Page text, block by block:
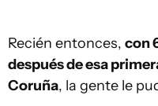
Recién entonces, con
después de esa
Coruña, la gente le